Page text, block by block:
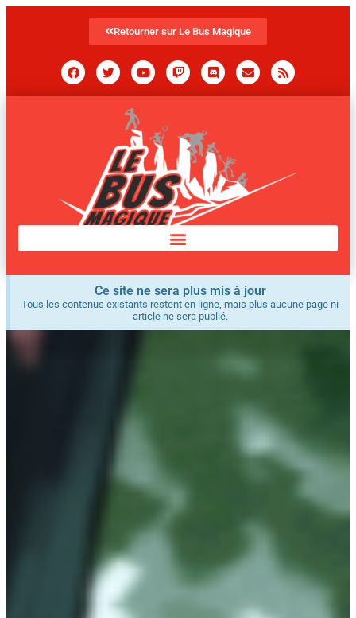
Retourner sur Le Bus Magique
Ce site ne sera plus mis à jour
Tous les contenus existants restent en ligne, mais plus aucune page ni
article ne sera publié.